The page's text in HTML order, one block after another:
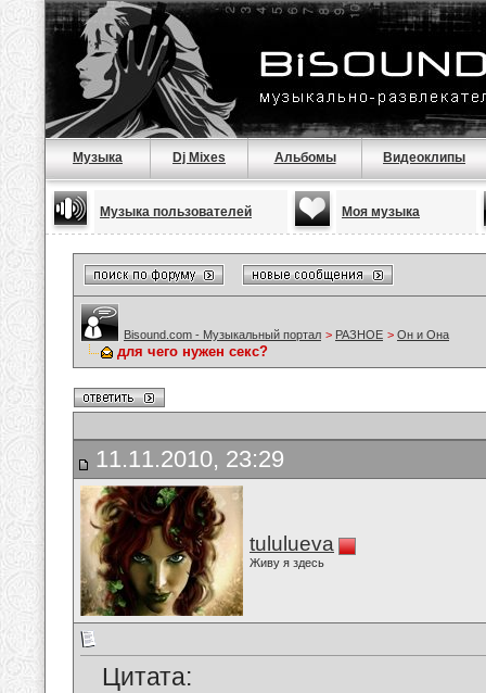
Музыка Dj Mixes Альбомы Видеоклипы
Музыка пользователей Моя музыка
Bisound.com - Музыкальный портал > РАЗНОЕ > Он и Она
для чего нужен секс?
11.11.2010, 23:29
tululueva
Живу я здесь
Цитата: